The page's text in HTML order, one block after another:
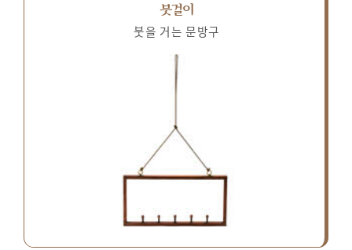
붓걸이
붓을 거는 문방구